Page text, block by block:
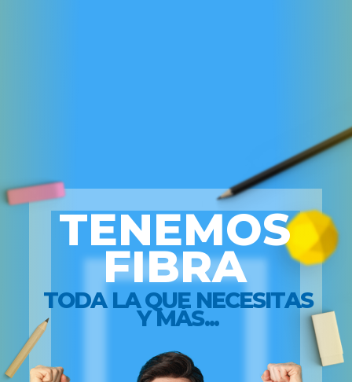
TENEMOS
FIBRA
TODA LA QUE NECESITAS
Y MÁS...